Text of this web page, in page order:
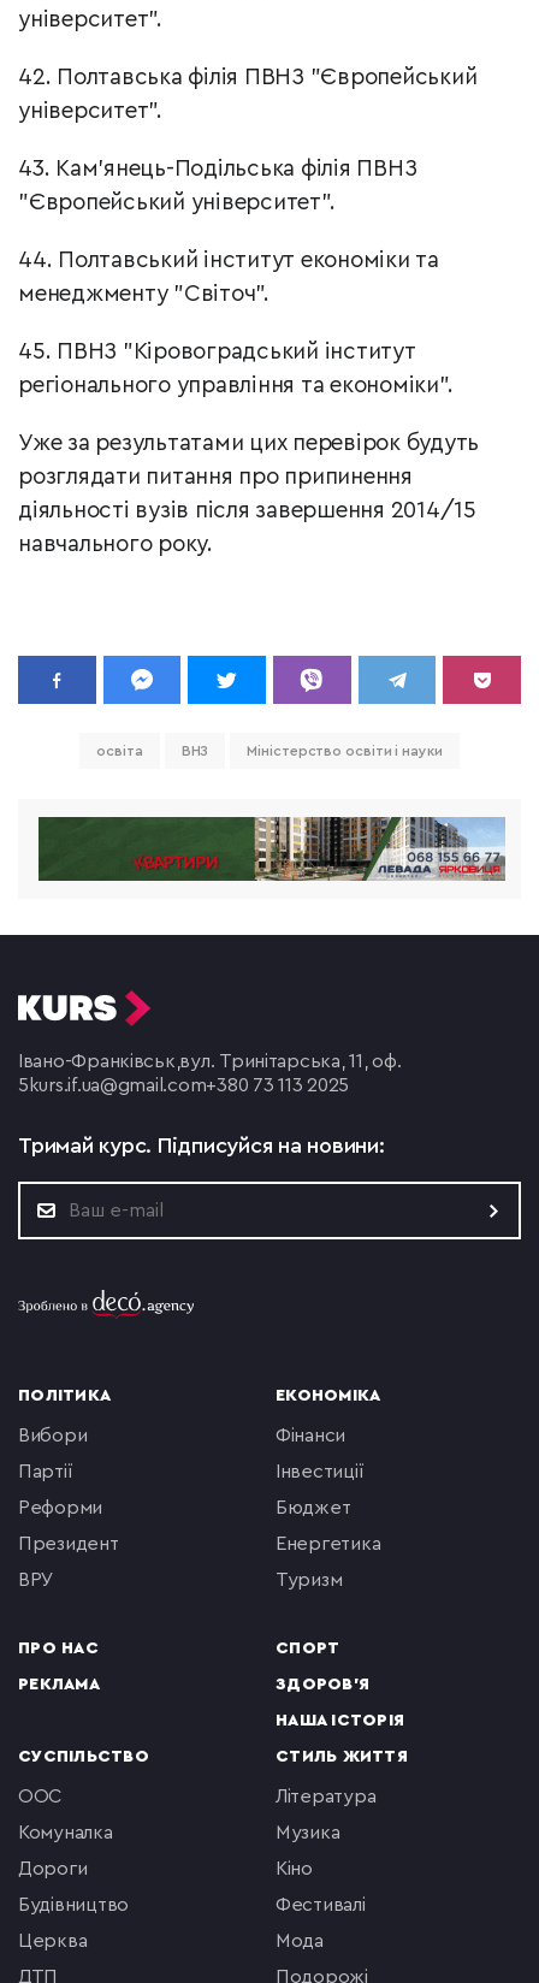
університет".
42. Полтавська філія ПВНЗ "Європейський
університет".
43. Кам'янець-Подільська філія ПВНЗ
"Європейський університет".
44. Полтавський інститут економіки та
менеджменту "Світоч".
45. ПВНЗ "Кіровоградський інститут
регіонального управління та економіки".
Уже за результатами цих перевірок будуть
розглядати питання про припинення
діяльності вузів після завершення 2014/15
навчального року.
освіта ВНЗ Міністерство освіти і науки
Івано-Франківськ,вул. Тринітарська, 11, оф.
5 kurs.if.ua@gmail.com+380 73 113 2025
Тримай курс. Підписуйся на новини:
ПОЛІТИКА
вибори
партії
реформи
президент
ВРУ
ПРО НАС
РЕКЛАМА
ЕКОНОМІКА
фінанси
інвестиції
бюджет
енергетика
туризм
СПОРТ
ЗДОРОВ'Я
НАША ІСТОРІЯ
СУСПІЛЬСТВО
ООС
комуналка
Дороги
будівництво
церква
ДТП
СТИЛЬ ЖИТТЯ
література
музика
кіно
фестивалі
мода
подорожі